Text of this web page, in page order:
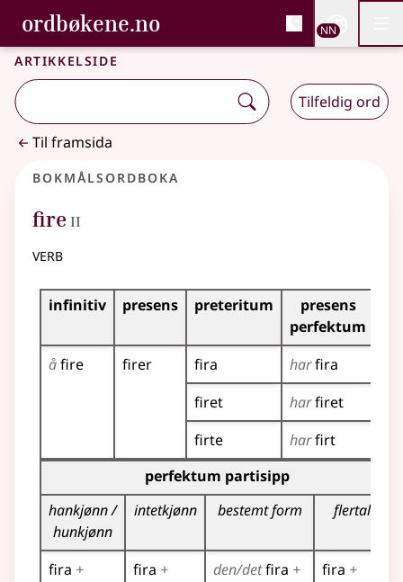
Gå til hovudinnhald
Tilgjenge
ordbøkene.no, Bokmålsordboka og
Bokmålsordboka og Nynorskordboka
NN
Artikkelside
Tilfeldig ord
Til framsida
Bokmålsordboka
fire 2
II
verb
Bøyingstabell for dette verbet
infinitiv presens preteritum
presens
perfektum
åfire firer fira harfira
firet
harfiret
firte
harfirt
Bøyingstabell for dette verbet (partisippformer)
perfektum partisipp
hankjønn /
hunkjønn
intetkjønn bestemt form flertall
fira +
fira +
den/detfira +
fira +